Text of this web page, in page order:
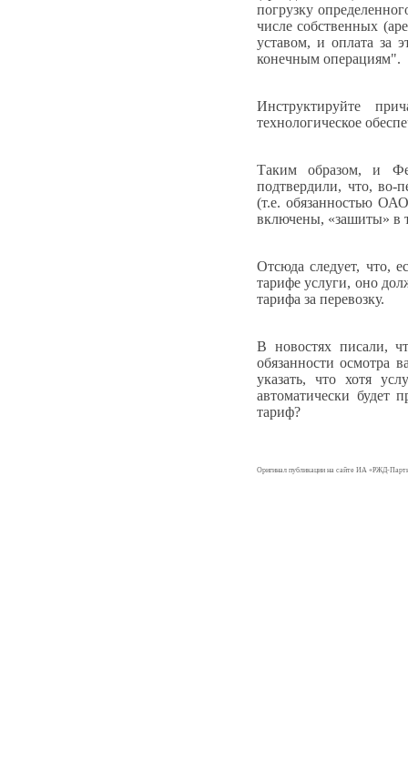
погрузку
числе собственных
уставом, и оплата за
конечным операциям".
Инструктируйте
технологическое
Таким образом, и
подтвердили, что, во-
(т.е. обязанностью
включены, «зашиты» в
Отсюда следует, что,
тарифе услуги, оно
тарифа за перевозку.
В новостях писали,
обязанности осмотра
указать, что хотя
автоматически будет
тариф?
Оригинал публикации на сайте ИА «РЖД-